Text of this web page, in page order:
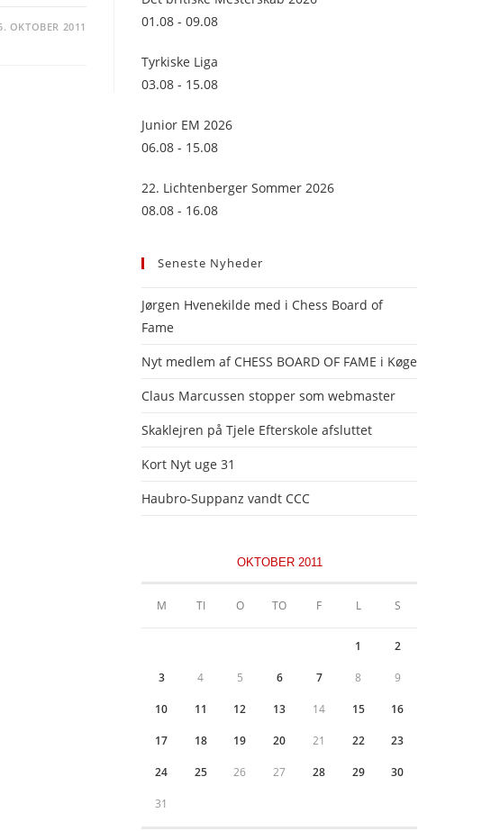
OKTOBER 2011
01.08 - 09.08
Tyrkiske Liga
03.08 - 15.08
Junior EM 2026
06.08 - 15.08
22. Lichtenberger Sommer 2026
08.08 - 16.08
Seneste Nyheder
Jørgen Hvenekilde med i Chess Board of
Fame
Nyt medlem af CHESS BOARD OF FAME i Køge
Claus Marcussen stopper som webmaster
Skaklejren på Tjele Efterskole afsluttet
Kort Nyt uge 31
Haubro-Suppanz vandt CCC
OKTOBER 2011
M TI O TO F L S
1 2
3 4 5 6 7 8 9
10 11 12 13 14 15 16
17 18 19 20 21 22 23
24 25 26 27 28 29 30
31